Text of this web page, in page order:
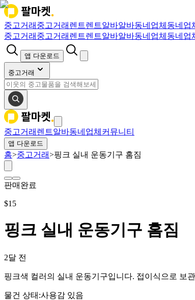
중고거래 중고거래 렌트렌트알바알바동네업체 동네업
중고거래 중고거래 렌트렌트알바알바동네업체 동네업
앱 다운로드
중고거래
중고거래 렌트알바동네업체 커뮤니티
앱 다운로드
홈>중고거래>핑크 실내 운동기구 홈짐
판매완료
$15
핑크 실내 운동기구 홈짐
2달 전
핑크색 컬러의 실내 운동기구입니다. 접이식으로 보
물건 상태 :사용감 있음